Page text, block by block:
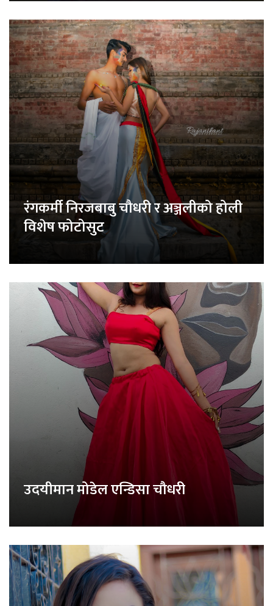
रंगकर्मी निरजबाबु चौधरी र अञ्जलीको होली
विशेष फोटोसुट
उदयीमान मोडेल एन्डिसा चौधरी